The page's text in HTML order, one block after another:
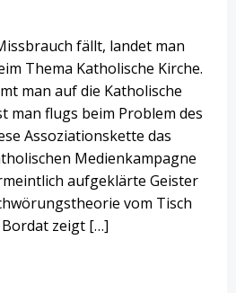
fällt, landet man
Thema Katholische Kirche.
man auf die Katholische
man flugs beim Problem des
Assoziationskette das
Medienkampagne
aufgeklärte Geister
vom Tisch
Bordat zeigt […]